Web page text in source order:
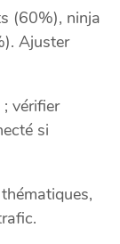
(60%), ninja
Ajuster
vérifier
si